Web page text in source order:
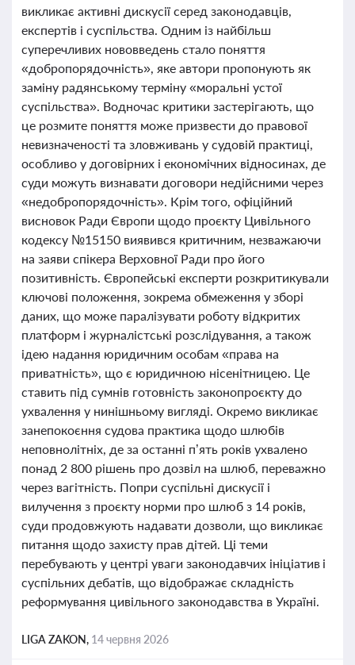
викликає активні дискусії серед законодавців,
експертів і суспільства. Одним із найбільш
суперечливих нововведень стало поняття
«добропорядочність», яке автори пропонують як
заміну радянському терміну «моральні устої
суспільства». Водночас критики застерігають, що
це розмите поняття може призвести до правової
невизначеності та зловживань у судовій практиці,
особливо у договірних і економічних відносинах, де
суди можуть визнавати договори недійсними через
«недобропорядочність». Крім того, офіційний
висновок Ради Європи щодо проєкту Цивільного
кодексу №15150 виявився критичним, незважаючи
на заяви спікера Верховної Ради про його
позитивність. Європейські експерти розкритикували
ключові положення, зокрема обмеження у зборі
даних, що може паралізувати роботу відкритих
платформ і журналістські розслідування, а також
ідею надання юридичним особам «права на
приватність», що є юридичною нісенітницею. Це
ставить під сумнів готовність законопроєкту до
ухвалення у нинішньому вигляді. Окремо викликає
занепокоєння судова практика щодо шлюбів
неповнолітніх, де за останні п’ять років ухвалено
понад 2 800 рішень про дозвіл на шлюб, переважно
через вагітність. Попри суспільні дискусії і
вилучення з проєкту норми про шлюб з 14 років,
суди продовжують надавати дозволи, що викликає
питання щодо захисту прав дітей. Ці теми
перебувають у центрі уваги законодавчих ініціатив і
суспільних дебатів, що відображає складність
реформування цивільного законодавства в Україні.
LIGA ZAKON, 14 червня 2026